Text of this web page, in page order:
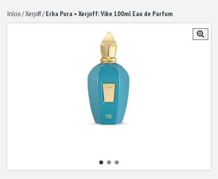
Início/Xerjoff/ Erba Pura • Xerjoff: Vibe 100ml Eau de Parfum